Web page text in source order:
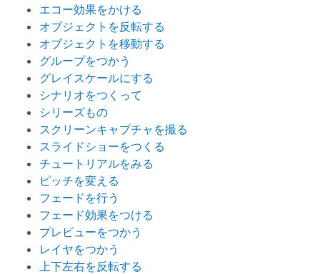
エコー効果をかける
オブジェクトを反転する
オブジェクトを移動する
グループをつかう
グレイスケールにする
シナリオをつくって
シリーズもの
スクリーンキャプチャを撮る
スライドショーをつくる
チュートリアルをみる
ピッチを変える
フェードを行う
フェード効果をつける
プレビューをつかう
レイヤをつかう
上下左右を反転する